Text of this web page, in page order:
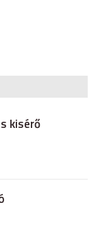
kisérő